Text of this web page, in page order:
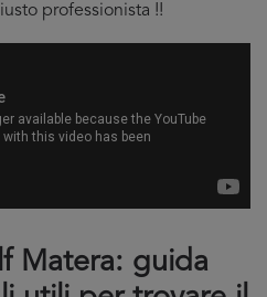
professionista !!
Matera: guida